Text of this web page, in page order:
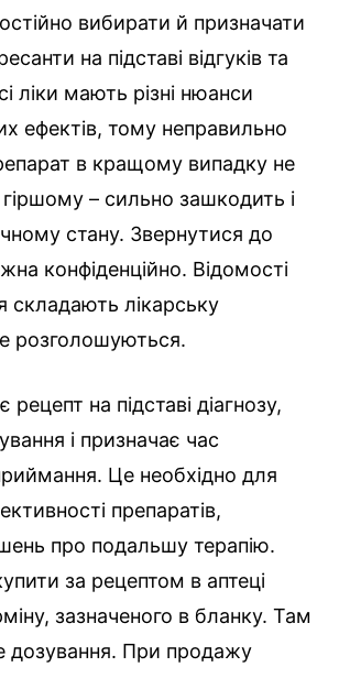
вибирати й призначати
на підставі відгуків та
ліки мають різні нюанси
ефектів, тому неправильно
в кращому випадку не
– сильно зашкодить і
стану. Звернутися до
конфіденційно. Відомості
складають лікарську
розголошуються.
рецепт на підставі діагнозу,
і призначає час
Це необхідно для
препаратів,
про подальшу терапію.
за рецептом в аптеці
зазначеного в бланку. Там
дозування. При продажу